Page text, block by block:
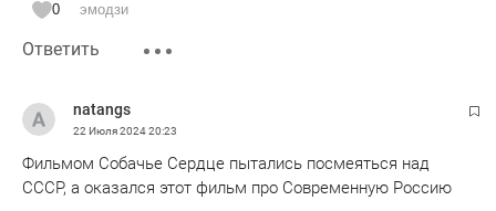
0 эмодзи
Ответить
natangs
22 Июля 202420:23
Фильмом Собачье Сердце пытались посмеяться над
СССР, а оказался этот фильм про Современную Россию